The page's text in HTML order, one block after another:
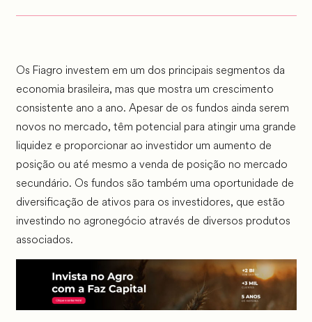
Os Fiagro investem em um dos principais segmentos da
economia brasileira, mas que mostra um crescimento
consistente ano a ano. Apesar de os fundos ainda serem
novos no mercado, têm potencial para atingir uma grande
liquidez e proporcionar ao investidor um aumento de
posição ou até mesmo a venda de posição no mercado
secundário. Os fundos são também uma oportunidade de
diversificação de ativos para os investidores, que estão
investindo no agronegócio através de diversos produtos
associados.